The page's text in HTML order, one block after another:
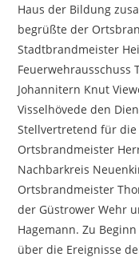
Haus der Bildung
begrüßte der
Stadtbrandmeister
Feuerwehrausschuss
Johannitern Knut
Visselhövede den
Stellvertretend für
Ortsbrandmeister
Nachbarkreis
Ortsbrandmeister
der Güstrower Wehr
Hagemann. Zu
über die Ereignisse